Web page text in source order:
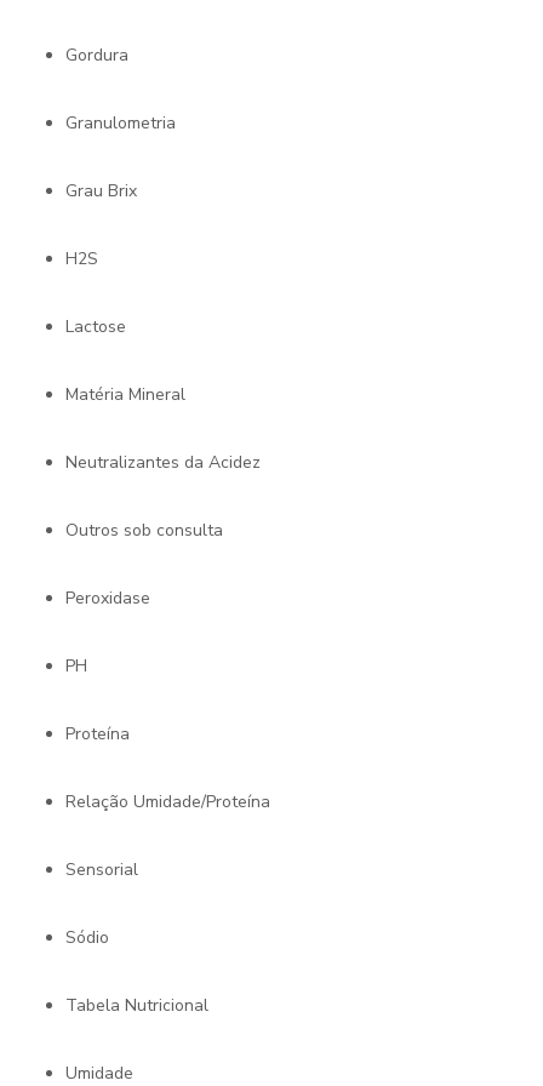
Gordura
Granulometria
Grau Brix
H2S
Lactose
Matéria Mineral
Neutralizantes da Acidez
Outros sob consulta
Peroxidase
pH
Proteína
Relação Umidade/Proteína
Sensorial
Sódio
Tabela Nutricional
Umidade